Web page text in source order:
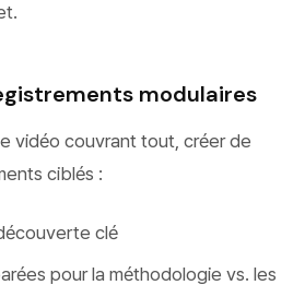
modulaires
vidéo couvrant tout, créer de
ciblés :
clé
pour la méthodologie vs. les